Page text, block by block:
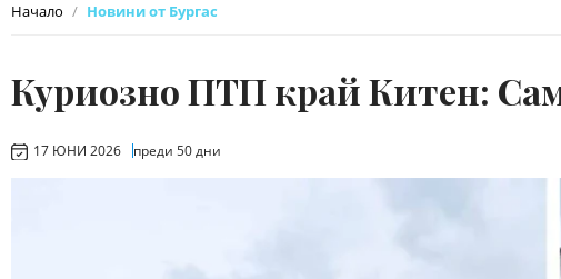
Начало Новини от Бургас
Куриозно ПТП край Китен:
17 ЮНИ 2026 преди 50 дни